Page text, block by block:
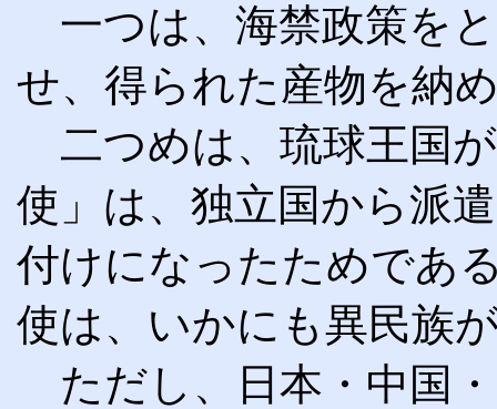
一つは、海禁政策を
せ、得られた産物を納
二つめは、琉球王国
使」は、独立国から派
付けになったためであ
使は、いかにも異民族
ただし、日本・中国